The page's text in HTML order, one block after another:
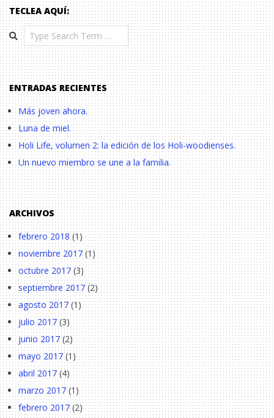
TECLEA AQUÍ:
Search
ENTRADAS RECIENTES
Más joven ahora.
Luna de miel.
Holi Life, volumen 2: la edición de los Holi-woodienses.
Un nuevo miembro se une a la familia.
ARCHIVOS
febrero 2018(1)
noviembre 2017(1)
octubre 2017 (3)
septiembre 2017(2)
agosto 2017(1)
julio 2017(3)
junio 2017(2)
mayo 2017(1)
abril 2017(4)
marzo 2017(1)
febrero 2017(2)